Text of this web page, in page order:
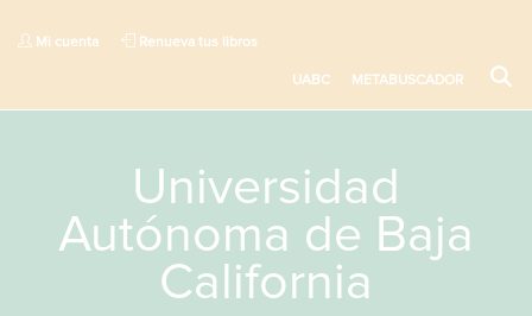
Mi cuenta Renueva tus libros
UABC METABUSCADOR
Universidad
Autónoma de Baja
California